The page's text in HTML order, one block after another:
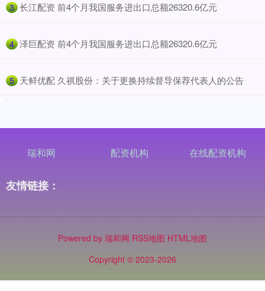
3 ​长江配资 前4个月我国服务进出口总额26320.6亿元
4 ​泽巨配资 前4个月我国服务进出口总额26320.6亿元
5 ​天鲜优配 久祺股份：关于更换持续督导保荐代表人的公告
瑞和网 配资机构 在线配资机构
友情链接：
Powered by 瑞和网 RSS地图 HTML地图
Copyright © 2023-2026